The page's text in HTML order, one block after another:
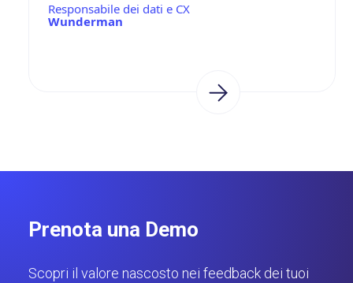
Responsabile dei dati e CX
Wunderman
Prenota una Demo
Scopri il valore nascosto nei feedback dei tuoi